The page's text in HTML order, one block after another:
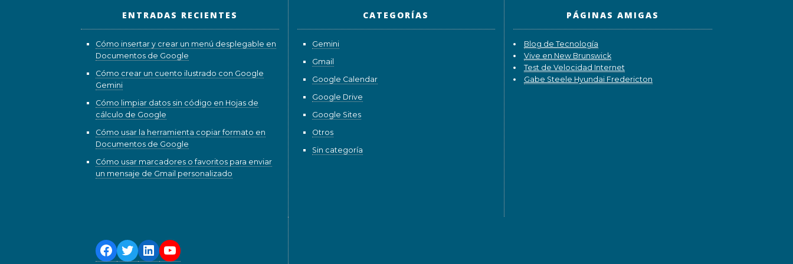
ENTRADAS RECIENTES
Cómo insertar y crear un menú desplegable en
Documentos de Google
Cómo crear un cuento ilustrado con Google
Gemini
Cómo limpiar datos sin código en Hojas de
cálculo de Google
Cómo usar la herramienta copiar formato en
Documentos de Google
Cómo usar marcadores o favoritos para enviar
un mensaje de Gmail personalizado
CATEGORÍAS
Gemini
Gmail
Google Calendar
Google Drive
Google Sites
Otros
Sin categoría
PÁGINAS AMIGAS
Blog de Tecnología
Vive en New Brunswick
Test de Velocidad Internet
Gabe Steele Hyundai Fredericton